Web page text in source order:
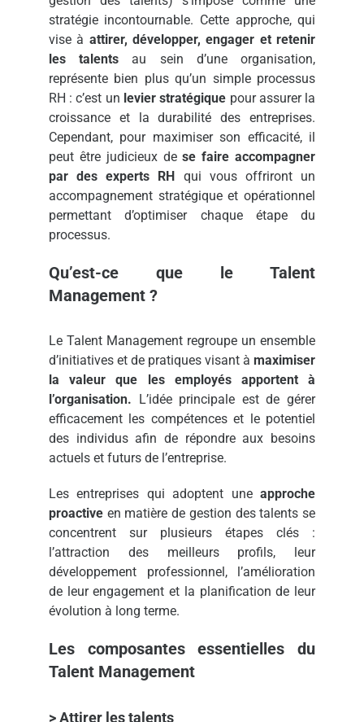
stratégie incontournable. Cette approche, qui
vise à attirer, développer, engager et retenir
les talents au sein d’une organisation,
représente bien plus qu’un simple processus
RH : c’est un levier stratégique pour assurer la
croissance et la durabilité des entreprises.
Cependant, pour maximiser son efficacité, il
peut être judicieux dese faire accompagner
par des experts RH qui vous offriront un
accompagnement stratégique et opérationnel
permettant d’optimiser chaque étape du
processus.
Qu’est-ce que le Talent
Management ?
Le Talent Management regroupe un ensemble
d’initiatives et de pratiques visant àmaximiser
la valeur que les employés apportent à
l’organisation. L’idée principale est de gérer
efficacement les compétences et le potentiel
des individus afin de répondre aux besoins
actuels et futurs de l’entreprise.
Les entreprises qui adoptent uneapproche
proactiveen matière de gestion des talents se
concentrent sur plusieurs étapes clés :
l’attraction des meilleurs profils, leur
développement professionnel, l’amélioration
de leur engagement et la planification de leur
évolution à long terme.
Les composantes essentielles du
Talent Management
> Attirer les talents